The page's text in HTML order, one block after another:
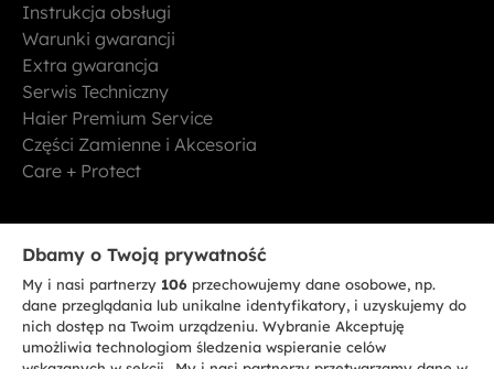
Instrukcja obsługi
Warunki gwarancji
Extra gwarancja
Serwis Techniczny
Haier Premium Service
Części Zamienne i Akcesoria
Care + Protect
Bądź w kontakcie
ZAREJESTRUJ SIĘ TERAZ
Dbamy o Twoją prywatność
My i nasi partnerzy 106 przechowujemy dane osobowe, np.
dane przeglądania lub unikalne identyfikatory, i uzyskujemy do
nich dostęp na Twoim urządzeniu. Wybranie Akceptuję
umożliwia technologiom śledzenia wspieranie celów